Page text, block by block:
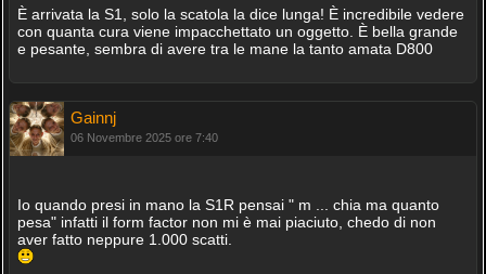
È arrivata la S1, solo la scatola la dice lunga! È incredibile vedere
con quanta cura viene impacchettato un oggetto. È bella grande
e pesante, sembra di avere tra le mane la tanto amata D800
Gainnj
06 Novembre 2025 ore 7:40
Io quando presi in mano la S1R pensai " m ... chia ma quanto
pesa" infatti il form factor non mi è mai piaciuto, chedo di non
aver fatto neppure 1.000 scatti.